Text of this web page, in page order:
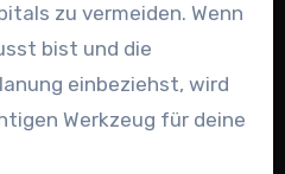
zu vermeiden. Wenn
bist und die
einbeziehst, wird
Werkzeug für deine